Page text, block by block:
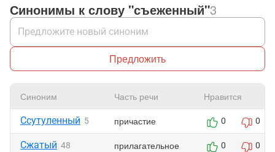
Синонимы к слову "съеженный"3
Предложить
Синоним Часть речи Нравится
Ссутуленный 5 причастие 0 0
Сжатый 48 прилагательное 0 0